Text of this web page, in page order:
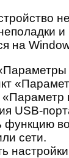
«Параметр
USB-
функцию
сети.